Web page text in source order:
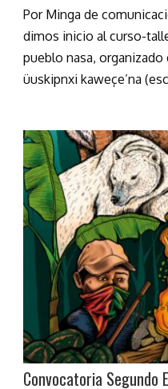
Por Minga de
dimos inicio al curso-
pueblo nasa, organizado
üuskipnxi kaweçe’na
Convocatoria Segundo